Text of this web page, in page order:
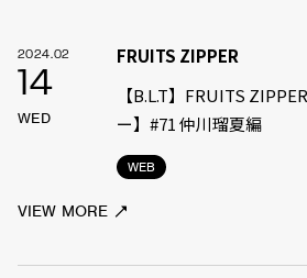
2024.02
14
WED
WEB
FRUITS ZIPPER
【B.L.T】FRUITS
ー】#71 仲川瑠夏編
VIEW MORE